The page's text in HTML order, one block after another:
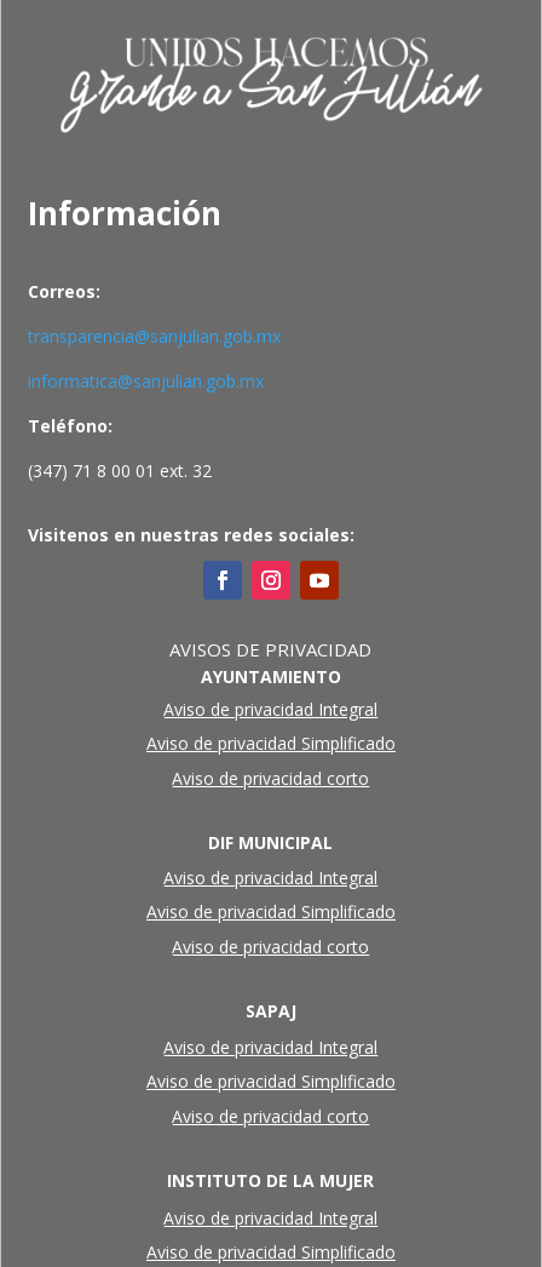
Información
Correos:
transparencia@sanjulian.gob.mx
informatica@sanjulian.gob.mx
Teléfono:
(347) 71 8 00 01 ext. 32
Visitenos en nuestras redes sociales:
AVISOS DE PRIVACIDAD
AYUNTAMIENTO
Aviso de privacidad Integral
Aviso de privacidad Simplificado
Aviso de privacidad corto
DIF MUNICIPAL
Aviso de privacidad Integral
Aviso de privacidad Simplificado
Aviso de privacidad corto
SAPAJ
Aviso de privacidad Integral
Aviso de privacidad Simplificado
Aviso de privacidad corto
INSTITUTO DE LA MUJER
Aviso de privacidad Integral
Aviso de privacidad Simplificado